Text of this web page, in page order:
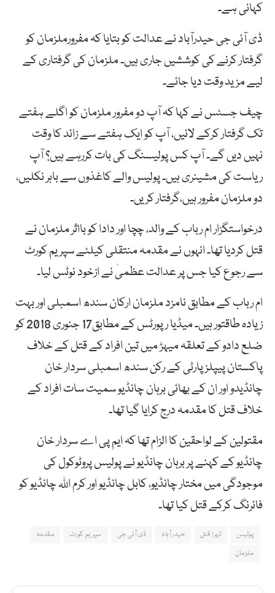
کہانی ہے۔
ڈی آئی جی حیدرآباد نے عدالت کو بتایا کہ مفرورملزمان کو
گرفتار کرنے کی کوششیں جاری ہیں۔ ملزمان کی گرفتاری کے
لیے مزید وقت دیا جائے۔
چیف جسٹس نے کہا کہ آپ دو مفرور ملزمان کو اگلے ہفتے
تک گرفتار کرکے لائیں، آپ کو ایک ہفتے سے زائد کا وقت
نہیں دیں گے۔ آپ کس پولیسنگ کی بات کررہے ہیں؟ آپ
ریاست کی مشینری ہیں۔ پولیس والے کاغذوں سے باہر نکلیں،
دو ملزمان مفرور ہیں،گرفتار کریں۔
درخواستگزار ام رباب کے والد، چچا اور دادا کو بااثر ملزمان نے
قتل کردیا تھا۔ انہوں نے مقدمہ منتقلی کیلئے سپریم کورٹ
سے رجوع کیا جس پر عدالت عظمیٰ نے ازخود نوٹس لیا۔
ام رباب کے مطابق نامزد ملزمان ارکان سندھ اسمبلی اور بہت
زیادہ طاقتور ہیں۔ میڈیا رپورٹس کے مطابق17 جنوری 2018 کو
ضلع دادو کے تعلقہ میہڑ میں تین افراد کے قتل کے خلاف
پاکستان پیپلزپارٹی کے رکن سندھ اسمبلی سردار خان
چانڈیدو اور ان کے بھائی برہان چانڈیو سمیت سات افراد کے
خلاف قتل کا مقدمہ درج کرایا گیا تھا۔
مقتولین کے لواحقین کا الزام تھا کہ ایم پی اے سردار خان
چانڈیو کے کہنے پر برہان چانڈیو نے پولیس پروٹوکول کی
موجودگی میں مختار چانڈیو، کابل چانڈیو اور کرم اللہ چانڈیو کو
فائرنگ کرکے قتل کیا تھا۔
پولیس تہرا قتل حیدر آباد ڈی آئی جی سپریم کورٹ
مقدمہ
ملزمان